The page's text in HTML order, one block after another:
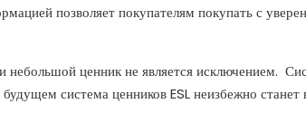
позволяет покупателям покупать с
ценник не является исключением.
система ценников ESL неизбежно